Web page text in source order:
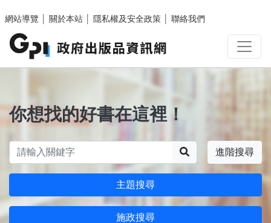
網站導覽
關於本站 隱私權及安全政策 聯絡我們
你想找的好書在這裡！
進階搜尋
主題搜尋
施政搜尋